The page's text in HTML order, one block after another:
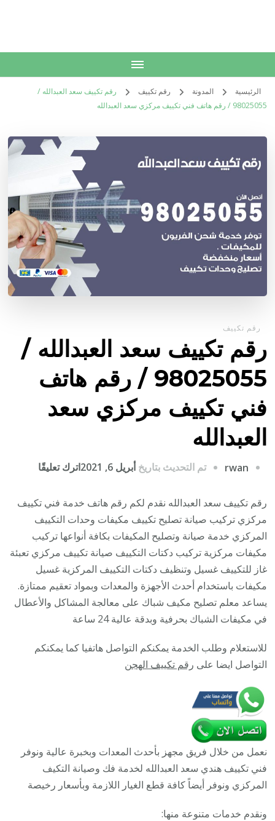
الرئيسية المدونة رقم تكييف
رقم تكييف سعد العبدالله /
98025055 / رقم هاتف فني تكييف مركزي سعد العبدالله
رقم تكييف
رقم تكييف سعد العبدالله /
98025055 / رقم هاتف
فني تكييف مركزي سعد
العبدالله
rwan تم التحديث بتاريخأبريل 6, 2021 اترك تعليقًا
تكييف
/
/
رقم
تكييف
رقم تكييف سعد العبدالله نقدم لكم رقم هاتف خدمة فني تكييف
مركزي تركيب صيانة تصليح تكييف مكيفات وحدات التكييف
المركزي خدمة صيانة وتصليح المكيفات بكافة أنواعها تركيب
مكيفات مركزية تركيب دكتات التكييف صيانة تكييف مركزي تعبئة
غاز للتكييف غسيل وتنظيف دكتات التكييف المركزية غسيل
مكيفات باستخدام أحدث الأجهزة والمعدات وبمواد تعقيم ممتازة.
يساعد معلم تصليح مكيف شباك على معالجة المشاكل والأعطال
في مكيفات الشباك بحرفية وبدقة عالية 24 ساعة
للاستعلام وطلب الخدمة يمكنكم التواصل هاتفيا كما يمكنكم
التواصل ايضا على رقم تكييف الهجن
نعمل من خلال فريق مجهز بأحدث المعدات وبخبرة عالية ونوفر
فني تكييف هندي سعد العبدالله لخدمة فك وصيانة التكيف
المركزي ونوفر أيضاً كافة قطع الغيار اللازمة وبأسعار رخيصة
ونقدم خدمات متنوعة منها: